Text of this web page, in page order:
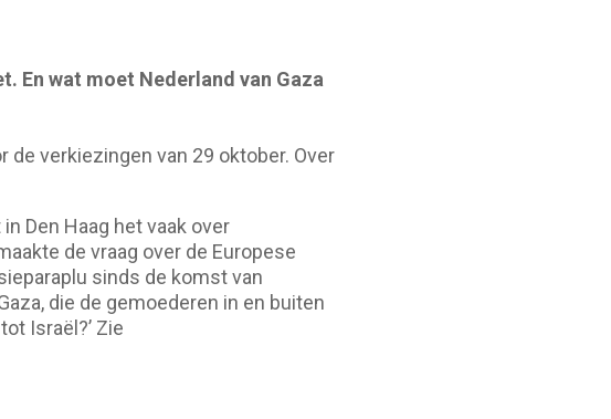
En wat moet Nederland van Gaza
verkiezingen van 29 oktober. Over
Den Haag het vaak over
de vraag over de Europese
sinds de komst van
die de gemoederen in en buiten
Israël?’ Zie